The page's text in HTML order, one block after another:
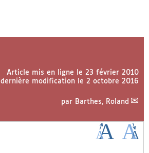
Article mis en ligne le 23 février 2010
dernière modification le 2 octobre 2016
par Barthes, Roland